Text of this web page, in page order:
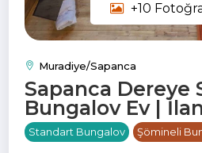
+10
Muradiye/Sapanca
Sapanca Dereye
Bungalov Ev |
Standart Bungalov Şömineli